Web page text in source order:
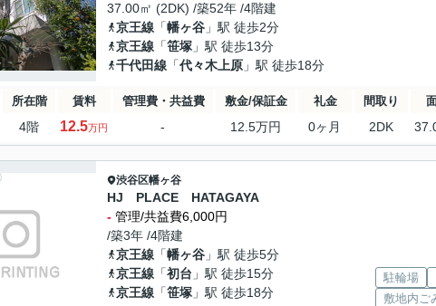
37.00㎡ (2DK) /築52年 /4階建
京王線 「幡ヶ谷 」駅 徒歩2分
京王線 「笹塚 」駅 徒歩13分
千代田線 「代々木上原 」駅 徒歩18分
所在階 賃料 管理費・共益費 敷金/保証金 礼金 間取り
4階 12.5万円 - 12.5万円 0ヶ月 2DK
渋谷区幡ヶ谷
HJ PLACE HATAGAYA
- 管理/共益費6,000円
/築3年 /4階建
京王線 「幡ヶ谷 」駅 徒歩5分
京王線 「初台 」駅 徒歩15分
京王線 「笹塚 」駅 徒歩18分
駐輪場
敷地内ご